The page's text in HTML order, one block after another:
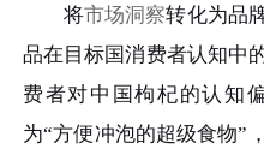
将市场洞察转化为品
品在目标国消费者认知中
费者对中国枸杞的认知
为“方便冲泡的超级食物”